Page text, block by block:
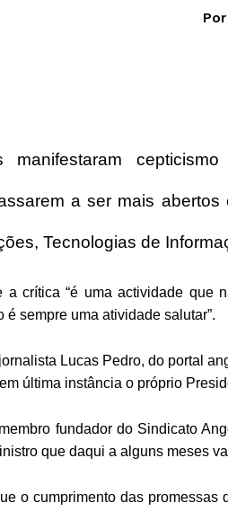
Por
manifestaram
a ser mais
Tecnologias de
a crítica “é uma actividade
sempre uma atividade salutar”.
Lucas Pedro, do portal
última instância o próprio
fundador do Sindicato
que daqui a alguns meses
o cumprimento das